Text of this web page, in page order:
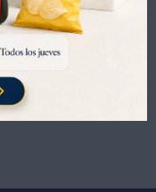
UYU 567
UYU 689